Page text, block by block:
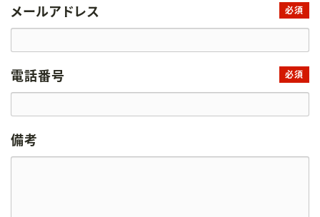
メールアドレス 必須
電話番号 必須
備考